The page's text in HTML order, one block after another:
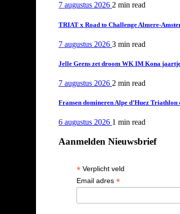
7 augustus 2026 2 min read
TRIAT x Road to Challenge Almere-
7 augustus 2026 3 min read
Jelle Geens zet droom WK IM Kona
7 augustus 2026 2 min read
Fransen domineren Alpe d’Huez
6 augustus 2026 1 min read
Aanmelden Nieuwsbrief
* Verplicht veld
Email adres *